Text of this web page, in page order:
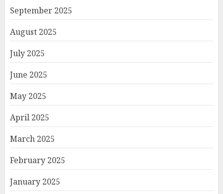
September 2025
August 2025
July 2025
June 2025
May 2025
April 2025
March 2025
February 2025
January 2025